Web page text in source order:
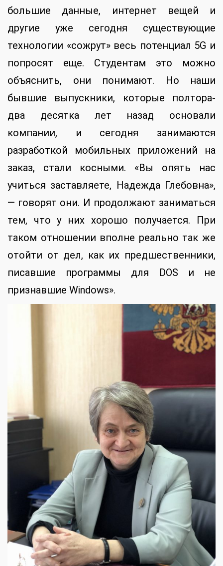
большие данные, интернет вещей и
другие уже сегодня существующие
технологии «сожрут» весь потенциал 5G и
попросят еще. Студентам это можно
объяснить, они понимают. Но наши
бывшие выпускники, которые полтора-
два десятка лет назад основали
компании, и сегодня занимаются
разработкой мобильных приложений на
заказ, стали косными. «Вы опять нас
учиться заставляете, Надежда Глебовна»,
— говорят они. И продолжают заниматься
тем, что у них хорошо получается. При
таком отношении вполне реально так же
отойти от дел, как их предшественники,
писавшие программы для DOS и не
признавшие Windows».